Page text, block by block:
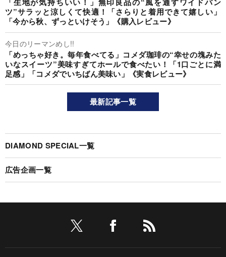
ツ”サラッと涼しくて快適！「さらりと着用できて嬉しい」
「今から秋、ずっといけそう」《購入レビュー》
今日のリーマンめし!!
「めっちゃ好き。毎年食べてる」コメダ珈琲の“幸せの塊みた
いなスイーツ”美味すぎてホールで食べたい！「1口ごとに満
足感」「コメダでいちばん美味い」《実食レビュー》
最新記事一覧
DIAMOND SPECIAL一覧
広告企画一覧